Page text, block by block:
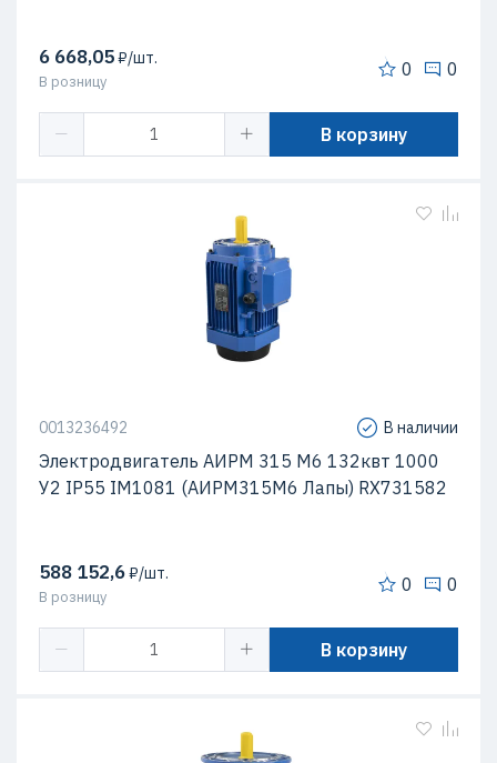
6 668,05₽/шт.
В розницу
0 0
В корзину
0013236492 В наличии
Электродвигатель АИРМ 315 М6 132квт 1000
У2 IP55 IM1081 (АИРМ315М6 Лапы) RX731582
588 152,6₽/шт.
В розницу
0 0
В корзину